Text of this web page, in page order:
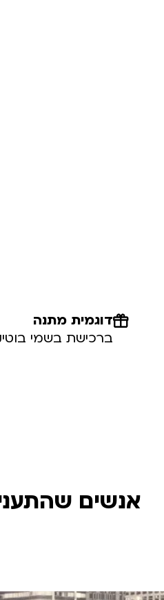
דוגמית מתנה
ברכישת בשמי
אנשים